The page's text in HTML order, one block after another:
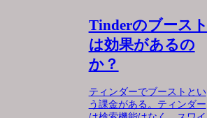
Tinderのブースト
は効果があるの
か？
ティンダーでブーストとい
う課金がある。ティンダー